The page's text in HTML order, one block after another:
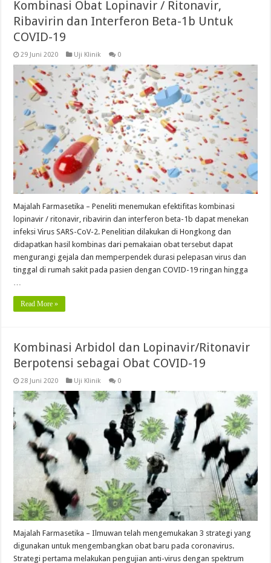
Kombinasi Obat Lopinavir / Ritonavir,
Ribavirin dan Interferon Beta-1b Untuk
COVID-19
29 Juni 2020 Uji Klinik 0
Majalah Farmasetika – Peneliti menemukan efektifitas kombinasi
lopinavir / ritonavir, ribavirin dan interferon beta-1b dapat menekan
infeksi Virus SARS-CoV-2. Penelitian dilakukan di Hongkong dan
didapatkan hasil kombinas dari pemakaian obat tersebut dapat
mengurangi gejala dan memperpendek durasi pelepasan virus dan
tinggal di rumah sakit pada pasien dengan COVID-19 ringan hingga
…
Read More »
Kombinasi Arbidol dan Lopinavir/Ritonavir
Berpotensi sebagai Obat COVID-19
28 Juni 2020 Uji Klinik 0
Majalah Farmasetika – Ilmuwan telah mengemukakan 3 strategi yang
digunakan untuk mengembangkan obat baru pada coronavirus.
Strategi pertama melakukan pengujian anti-virus dengan spektrum